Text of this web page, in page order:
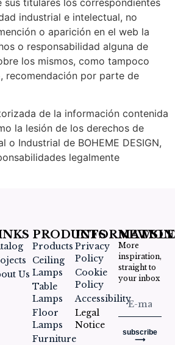
sus titulares los correspondientes
industrial e intelectual, no
o aparición en el web la
o responsabilidad alguna de
los mismos, como tampoco
recomendación por parte de
de la información contenida
la lesión de los derechos de
o Industrial de BOHEME DESIGN,
legalmente
Us
PRODUCTS
Products
Ceiling
Lamps
Table
Lamps
Floor
Lamps
Furniture
INFORMATION
Privacy
Policy
Cookie
Policy
Accessibility
Legal
Notice
More
inspiration,
straight to
your inbox
subscribe
⟶